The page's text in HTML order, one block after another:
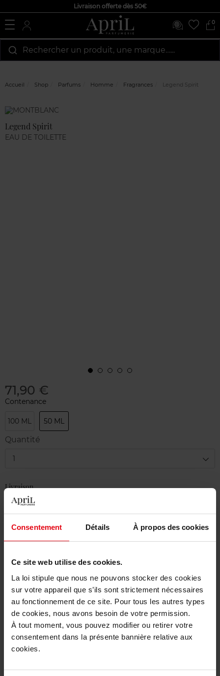
Consentement Détails À propos des cookies
Ce site web utilise des cookies.
La loi stipule que nous ne pouvons stocker des cookies
sur votre appareil que s’ils sont strictement nécessaires
au fonctionnement de ce site. Pour tous les autres types
de cookies, nous avons besoin de votre permission.
À tout moment, vous pouvez modifier ou retirer votre
consentement dans la présente bannière relative aux
cookies.
Livraison offerte dès 50€
0
Rechercher un produit, une marque…...
Accueil Shop Parfums Homme Fragrances Legend Spirit
Marque
Legend Spirit
EAU DE TOILETTE
71,90 €
Contenance
100 ML 50 ML
Quantité
1
Livraison
En stock
Retour gratuit dans votre magasin
Description
Caractéristiques